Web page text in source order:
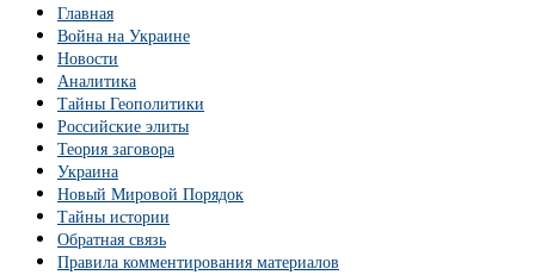
Главная
Война на Украине
Новости
Аналитика
Тайны Геополитики
Российские элиты
Теория заговора
Украина
Новый Мировой Порядок
Тайны истории
Обратная связь
Правила комментирования материалов